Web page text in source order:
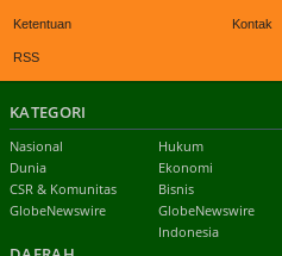
Ketentuan Kontak
RSS
KATEGORI
Nasional
Hukum
Dunia
Ekonomi
CSR & Komunitas
Bisnis
GlobeNewswire
GlobeNewswire
Indonesia